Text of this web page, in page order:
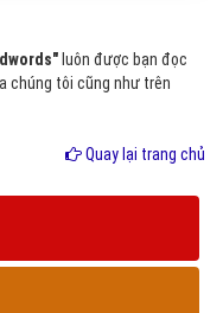
luôn được bạn đọc
chúng tôi cũng như trên
Quay lại trang chủ